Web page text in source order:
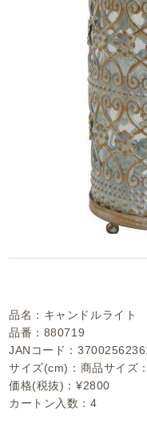
品名：キャンドルライト
品番：880719
JANコード：
サイズ(cm)：商品サイ
価格(税抜)：¥2800
カートン入数：4